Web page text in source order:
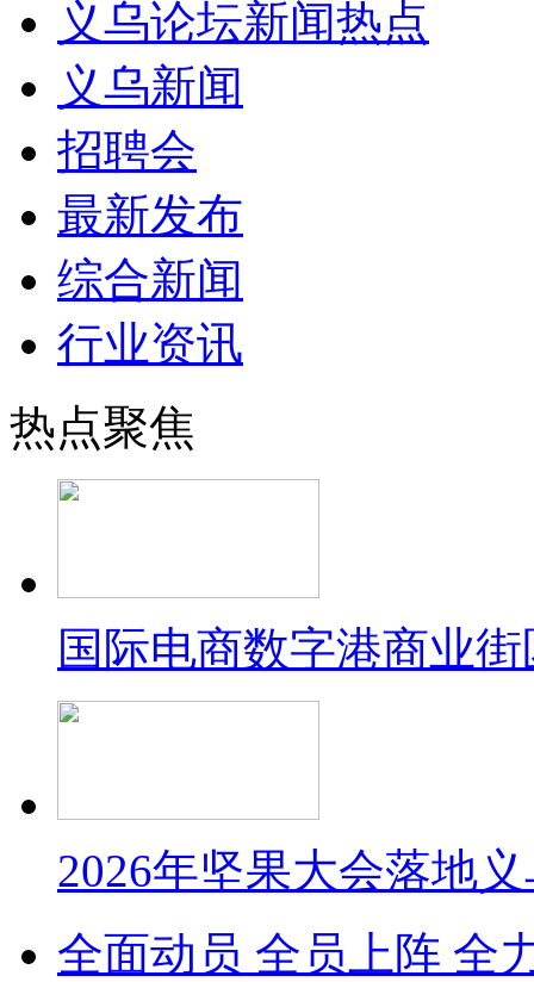
义乌论坛新闻热点
义乌新闻
招聘会
最新发布
综合新闻
行业资讯
热点聚焦
国际电商数字港商业
2026年坚果大会落地
全面动员 全员上阵 全